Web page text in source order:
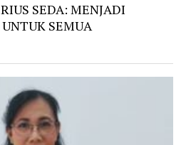
SEDA: MENJADI
SEMUA